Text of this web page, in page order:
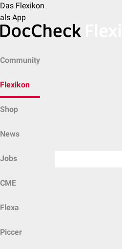
Das Flexikon
als App
Community
Flexikon
Shop
News
Jobs
CME
Flexa
Piccer